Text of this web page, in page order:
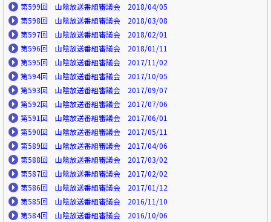
第599回 山陰放送番組審議会 2018/04/05
第598回 山陰放送番組審議会 2018/03/08
第597回 山陰放送番組審議会 2018/02/01
第596回 山陰放送番組審議会 2018/01/11
第595回 山陰放送番組審議会 2017/11/02
第594回 山陰放送番組審議会 2017/10/05
第593回 山陰放送番組審議会 2017/09/07
第592回 山陰放送番組審議会 2017/07/06
第591回 山陰放送番組審議会 2017/06/01
第590回 山陰放送番組審議会 2017/05/11
第589回 山陰放送番組審議会 2017/04/06
第588回 山陰放送番組審議会 2017/03/02
第587回 山陰放送番組審議会 2017/02/02
第586回 山陰放送番組審議会 2017/01/12
第585回 山陰放送番組審議会 2016/11/10
第584回 山陰放送番組審議会 2016/10/06